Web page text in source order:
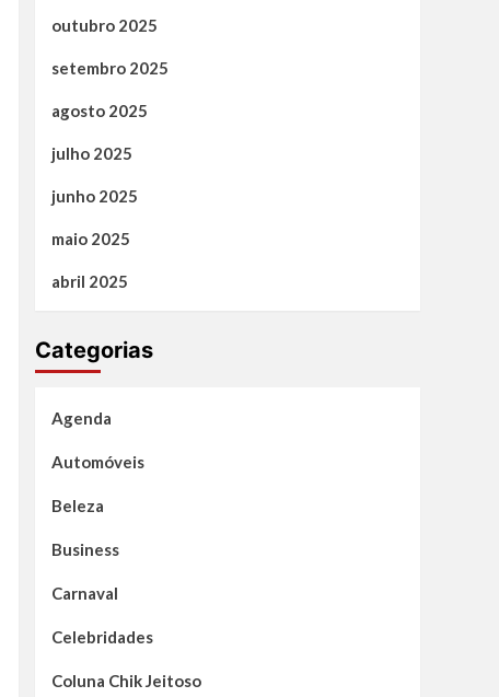
outubro 2025
setembro 2025
agosto 2025
julho 2025
junho 2025
maio 2025
abril 2025
Categorias
Agenda
Automóveis
Beleza
Business
Carnaval
Celebridades
Coluna Chik Jeitoso